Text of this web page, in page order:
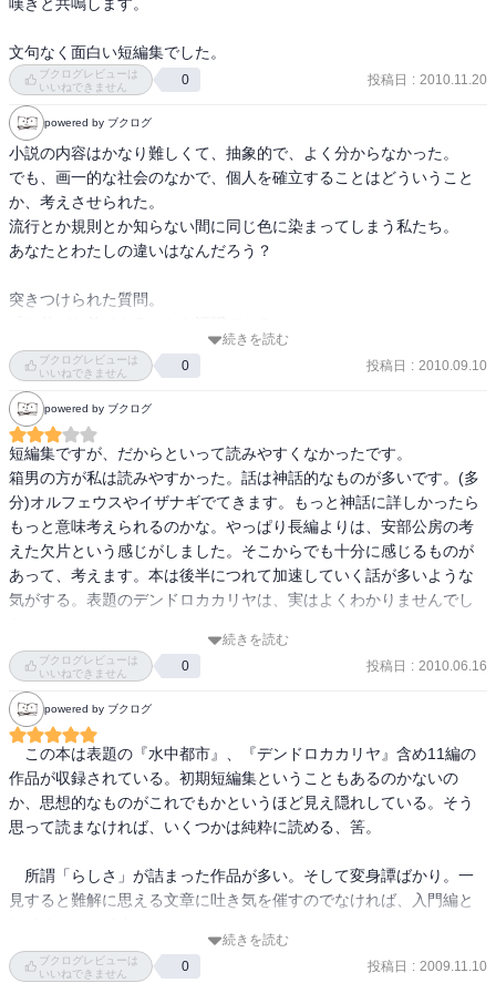
文句なく面白い短編集でした。
ブクログレビューは
いいねできません
0 投稿日 : 2010.11.20
powered by ブクログ
小説の内容はかなり難しくて、抽象的で、よく分からなかった。
でも、画一的な社会のなかで、個人を確立することはどういうこと
か、考えさせられた。
流行とか規則とか知らない間に同じ色に染まってしまう私たち。
あなたとわたしの違いはなんだろう？
突きつけられた質問。
この社会の中で、私を知る人が一人もいなかったのなら、
誰がわたしを他人に証明してくれるだろう。
わたしが、「わたしはわたしなんだ」と主張しても、それは「思い
込み」と
大勢の人に言われてしまったら？一体、自分は何者になってしまう
のか。
他人の評価によってしか、存在しない自分。
集団のなかにいるからこその、存在の不安を描いた作品で、今まで
出会ったことのない作品だった。
続きを読む
ブクログレビューは
いいねできません
0 投稿日 : 2010.09.10
powered by ブクログ
短編集ですが、だからといって読みやすくなかったです。
箱男の方が私は読みやすかった。話は神話的なものが多いです。(多
分)オルフェウスやイザナギでてきます。もっと神話に詳しかったら
もっと意味考えられるのかな。やっぱり長編よりは、安部公房の考
えた欠片という感じがしました。そこからでも十分に感じるものが
あって、考えます。本は後半につれて加速していく話が多いような
気がする。表題のデンドロカカリヤは、実はよくわかりませんでし
私は長編のほうが好きかも知れません。
続きを読む
ブクログレビューは
いいねできません
0 投稿日 : 2010.06.16
powered by ブクログ
この本は表題の『水中都市』、『デンドロカカリヤ』含め11編の
作品が収録されている。初期短編集ということもあるのかないの
か、思想的なものがこれでもかというほど見え隠れしている。そう
思って読まなければ、いくつかは純粋に読める、筈。
所謂「らしさ」が詰まった作品が多い。そして変身譚ばかり。一
見すると難解に思える文章に吐き気を催すのでなければ、入門編と
この人の文章は三回転半捻った後に逆回転がかかって戻ってくる
ような捻くれ方をしているので、そういうものが面倒ならば見なか
続きを読む
ブクログレビューは
いいねできません
0 投稿日 : 2009.11.10